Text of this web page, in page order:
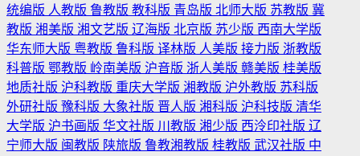
统编版 人教版 鲁教版 教科版 青岛版 北师大版 苏教版 冀
教版 湘美版 湘文艺版 辽海版 北京版 苏少版 西南大学版
华东师大版 粤教版 鲁科版 译林版 人美版 接力版 浙教版
科普版 鄂教版 岭南美版 沪音版 浙人美版 赣美版 桂美版
地质社版 沪科教版 重庆大学版 湘教版 沪外教版 苏科版
外研社版 豫科版 大象社版 晋人版 湘科版 沪科技版 清华
大学版 沪书画版 华文社版 川教版 湘少版 西泠印社版 辽
宁师大版 闽教版 陕旅版 鲁教湘教版 桂教版 武汉社版 中